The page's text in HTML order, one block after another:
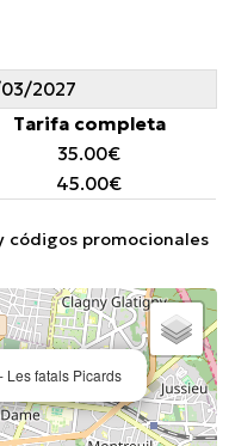
2027
Tarifa completa
35.00€
45.00€
códigos promocionales
Les fatals Picards